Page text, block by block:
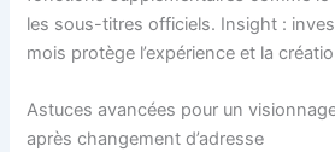
les sous-titres officiels. Insight :
mois protège l’expérience et la
Astuces avancées pour un
après changement d’adresse